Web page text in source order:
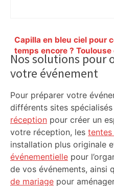
Capilla en bleu ciel pour
temps encore ? Toulouse
aguets – Rugbynistere
Primary
Sidebar
Nos solutions pour
votre événement
Pour préparer votre
différents sites spécialisés
réception pour créer un
votre réception, les tentes
installation plus originale
événementielle pour
de vos événements, ainsi
de mariage pour